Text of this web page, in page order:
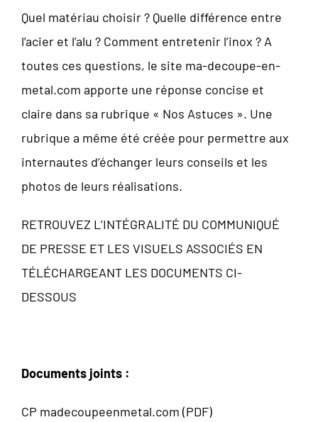
Quel matériau choisir ? Quelle différence entre
l’acier et l’alu ? Comment entretenir l’inox ? A
toutes ces questions, le site ma-decoupe-en-
metal.com apporte une réponse concise et
claire dans sa rubrique « Nos Astuces ». Une
rubrique a même été créée pour permettre aux
internautes d’échanger leurs conseils et les
photos de leurs réalisations.
RETROUVEZ L’INTÉGRALITÉ DU COMMUNIQUÉ
DE PRESSE ET LES VISUELS ASSOCIÉS EN
TÉLÉCHARGEANT LES DOCUMENTS CI-
DESSOUS
Documents joints :
CP madecoupeenmetal.com (PDF)